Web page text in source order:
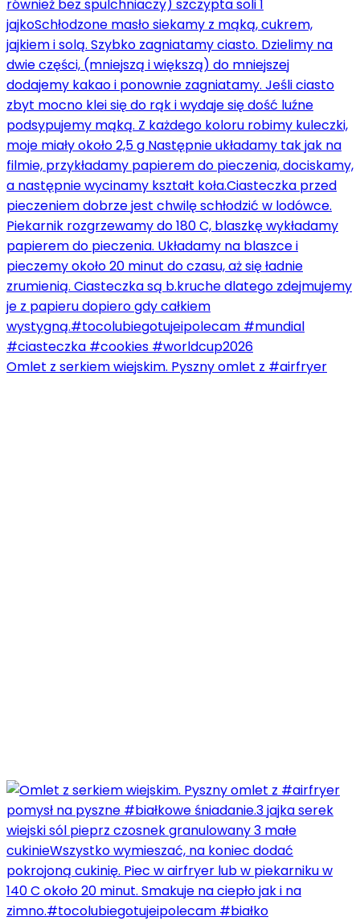
Omlet z serkiem wiejskim. Pyszny omlet z #airfryer